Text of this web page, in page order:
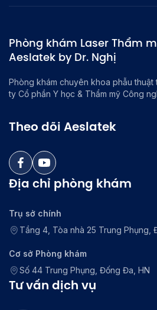
Phòng khám Laser Thẩm
Aeslatek by Dr. Nghị
Phòng khám chuyên khoa phẫu thuật
ty Cổ phần Y học & Thẩm mỹ Công
Theo dõi Aeslatek
Địa chỉ phòng khám
Trụ sở chính
Tầng 4, Tòa nhà 25 Trung Phụng,
Cơ sở Phòng khám
Số 44 Trung Phụng, Đống Đa, HN
Tư vấn dịch vụ